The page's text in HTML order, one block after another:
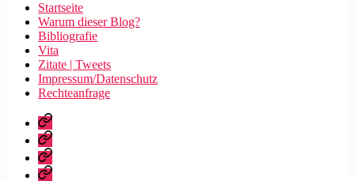
Startseite
Warum dieser Blog?
Bibliografie
Vita
Zitate | Tweets
Impressum/Datenschutz
Rechteanfrage
Startseite
Warum
dieser
Blog?
Bibliografie
Vita